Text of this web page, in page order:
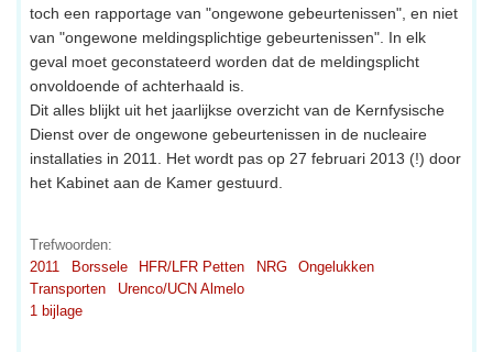
toch een rapportage van "ongewone gebeurtenissen", en niet
van "ongewone meldingsplichtige gebeurtenissen". In elk
geval moet geconstateerd worden dat de meldingsplicht
onvoldoende of achterhaald is.
Dit alles blijkt uit het jaarlijkse overzicht van de Kernfysische
Dienst over de ongewone gebeurtenissen in de nucleaire
installaties in 2011. Het wordt pas op 27 februari 2013 (!) door
het Kabinet aan de Kamer gestuurd.
Trefwoorden:
2011
Borssele HFR/LFR Petten NRG
Ongelukken
Transporten
Urenco/UCN Almelo
1 bijlage